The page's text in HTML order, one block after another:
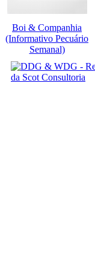
Boi & Companhia
(Informativo Pecuário
Semanal)